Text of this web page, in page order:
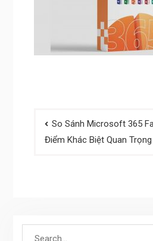
Post
navigation
So Sánh Microsoft 365
Điểm Khác Biệt Quan Trọng